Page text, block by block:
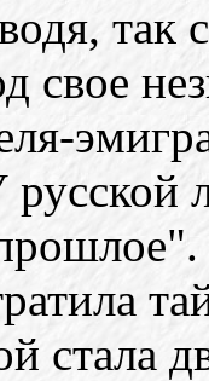
так
свое
стала